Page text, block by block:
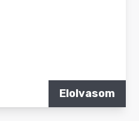
Elolvasom